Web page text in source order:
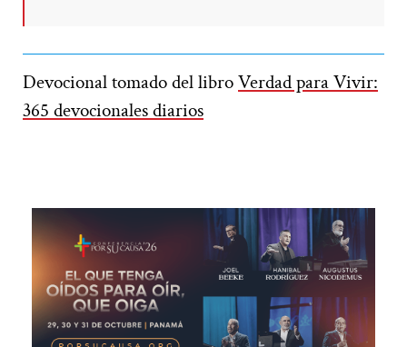
Devocional tomado del libroVerdad para Vivir:
365 devocionales diarios